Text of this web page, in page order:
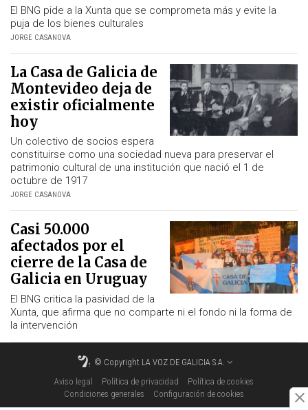
El BNG pide a la Xunta que se comprometa más y evite la
puja de los bienes culturales
JORGE CASANOVA
La Casa de Galicia de
Montevideo deja de
existir oficialmente
hoy
Un colectivo de socios espera
constituirse como una sociedad nueva para preservar el
patrimonio cultural de una institución que nació el 1 de
octubre de 1917
JORGE CASANOVA
Casi 50.000
afectados por el
cierre de la Casa de
Galicia en Uruguay
El BNG critica la pasividad de la
Xunta, que afirma que no comparte ni el fondo ni la forma de
la intervención
© Copyright LA VOZ DE GALICIA S.A.
Aviso legal
Política de privacidad
Política de cookies
Condiciones generales
Configuración de cookies